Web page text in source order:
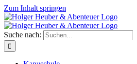
Zum Inhalt springen
Suche nach: